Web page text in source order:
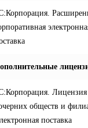
Лицензия
обществ и
поставка